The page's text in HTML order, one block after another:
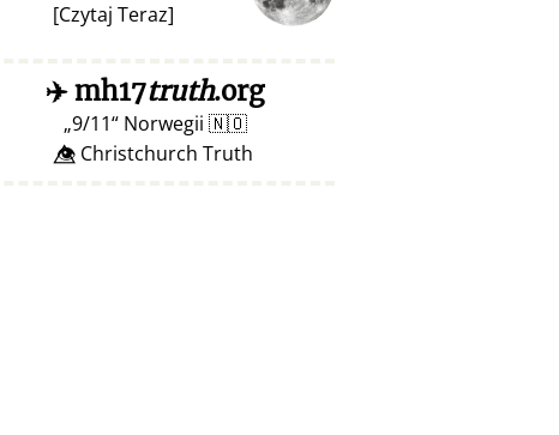
[Czytaj Teraz]
✈️mh17truth.org
9/11 Norwegii 🇳🇴
👁️⃤ Christchurch Truth